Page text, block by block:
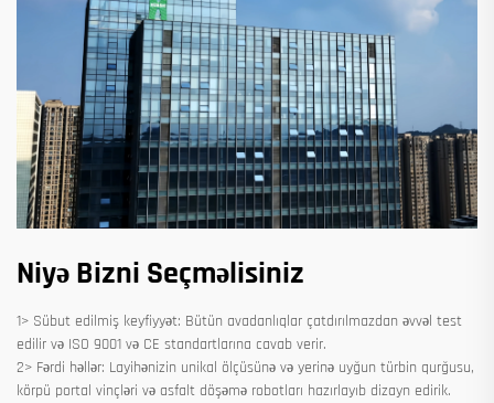
Niyə Bizni Seçməlisiniz
1> Sübut edilmiş keyfiyyət: Bütün avadanlıqlar çatdırılmazdan əvvəl test
edilir və ISO 9001 və CE standartlarına cavab verir.
2> Fərdi həllər: Layihənizin unikal ölçüsünə və yerinə uyğun türbin qurğusu,
körpü portal vinçləri və asfalt döşəmə robotları hazırlayıb dizayn edirik.